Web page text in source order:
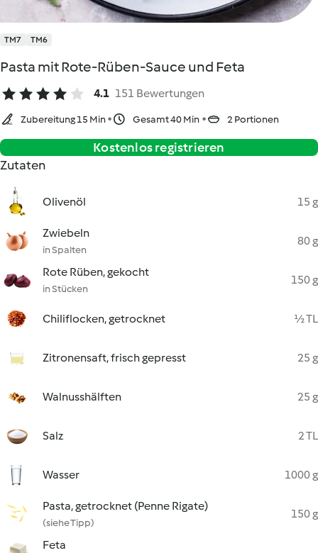
TM7 TM6
Pasta mit Rote-Rüben-Sauce und Feta
4.1 151 Bewertungen
Zubereitung 15 Min Gesamt 40 Min 2 Portionen
Kostenlos registrieren
Zutaten
Olivenöl 15 g
Zwiebeln
in Spalten
80 g
Rote Rüben, gekocht
in Stücken
150 g
Chiliflocken, getrocknet ½ TL
Zitronensaft, frisch gepresst 25 g
Walnusshälften 25 g
Salz 2 TL
Wasser 1000 g
Pasta, getrocknet (Penne Rigate)
(siehe Tipp)
150 g
Feta